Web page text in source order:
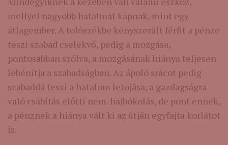
mellyel nagyobb hatalmat kapnak, mint egy
átlagember. A tolószékbe kényszerült férfit a pénze
teszi szabad cselekvő, pedig a mozgása,
pontosabban szólva, a mozgásának hiánya teljesen
lebénítja a szabadságban. Az ápoló srácot pedig
szabaddá teszi a hatalom letojása, a gazdagságra
való csábítás előtti nem-hajbókolás, de pont ennek,
a pénznek a hiánya vált ki az útján egyfajta korlátot
is.